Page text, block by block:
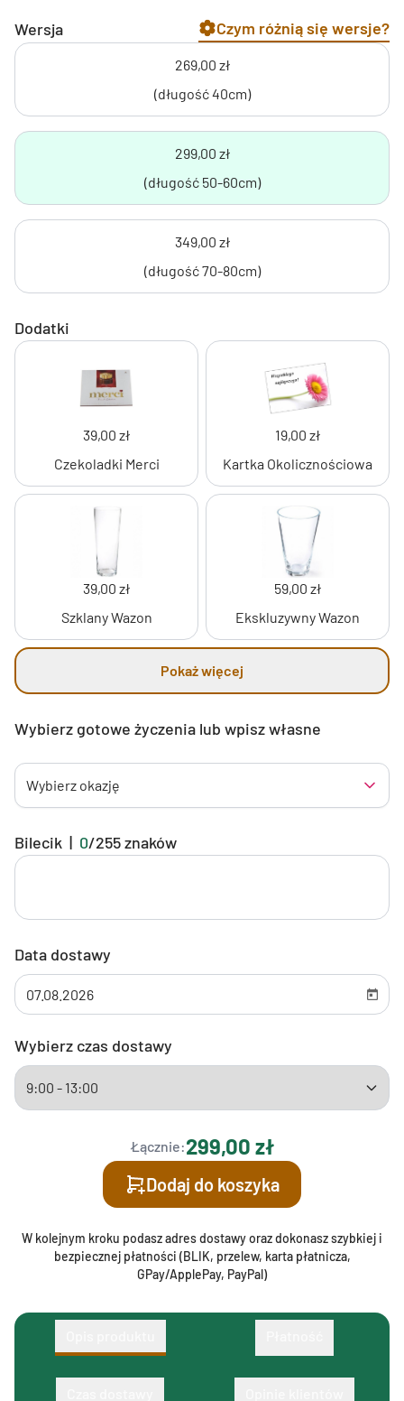
Wersja Czym różnią się wersje?
269,00 zł
(długość 40cm)
299,00 zł
(długość 50-60cm)
349,00 zł
(długość 70-80cm)
Dodatki
39,00 zł
Czekoladki Merci
19,00 zł
Kartka Okolicznościowa
39,00 zł
Szklany Wazon
59,00 zł
Ekskluzywny Wazon
Pokaż więcej
Wybierz gotowe życzenia lub wpisz własne
Wybierz okazję
Bilecik | 0/255znaków
Data dostawy
Wybierz czas dostawy
Łącznie:299,00 zł
Dodaj do koszyka
W kolejnym kroku podasz adres dostawy oraz dokonasz szybkiej i
bezpiecznej płatności (BLIK, przelew, karta płatnicza,
GPay/ApplePay, PayPal)